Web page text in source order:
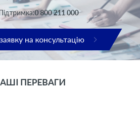
0 800 211 000
на консультацію
ПЕРЕВАГИ